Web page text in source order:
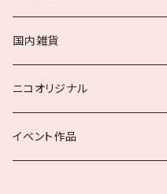
お洋服・小物
ワンピース他
ユニフォーム・エプロン
手芸用品
本・文具
国内雑貨
手芸用品
ニコオリジナル
ニコニコ出版局
イベント作品